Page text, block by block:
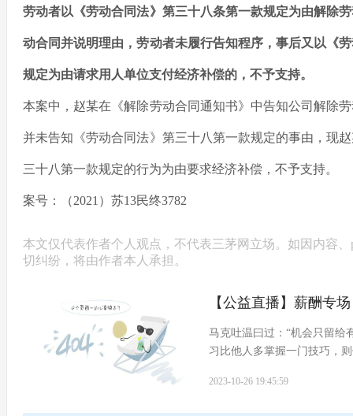
劳动者以《劳动合同法》第三十八条第一款规定为由解除
动合同并说明理由，劳动者未履行告知程序，事后又以《
规定为由请求用人单位支付经济补偿的，不予支持。
本案中，赵某在《解除劳动合同通知书》中告知公司解除
并未告知《劳动合同法》第三十八第一款规定的事由，现
三十八第一款规定的行为为由要求经济补偿，不予支持。
案号：（2021）苏13民终3782
本文仅代表作者个人观点，不代表三茅网立场。如因内容
切纠纷，将由作者本人承担。
【公益直播】薪酬专
马克吐温曰过：“机会只留给
习比他人多掌握一门技巧，
~直播时间：2023...
2023-10-26 19:45:59